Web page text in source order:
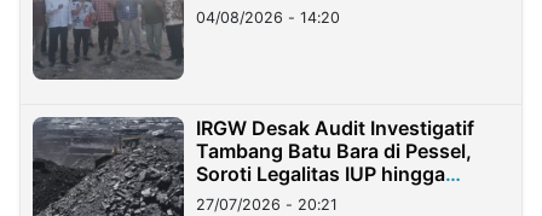
04/08/2026 - 14:20
IRGW Desak Audit Investigatif
Tambang Batu Bara di Pessel,
Soroti Legalitas IUP hingga
Stockpile
27/07/2026 - 20:21